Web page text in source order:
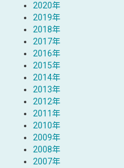
2020年
2019年
2018年
2017年
2016年
2015年
2014年
2013年
2012年
2011年
2010年
2009年
2008年
2007年